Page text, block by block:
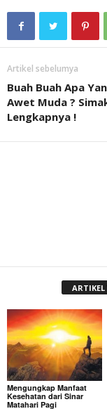
Artikel sebelumya
Buah Buah Apa
Awet Muda ?
Lengkapnya !
Mengungkap Manfaat
Kesehatan dari Sinar
Matahari Pagi